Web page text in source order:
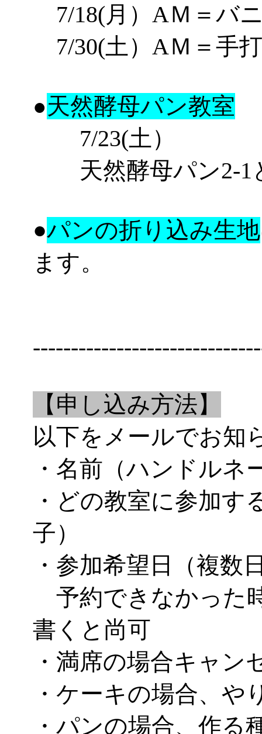
7/18(月） AＭ ＝ バ
7/30(土） AＭ ＝ 手
●天然酵母パン教室
7/23(土）
天然酵母パン2-1
●パンの折り込み生地
ます。
【申し込み方法】
以下をメールでお知
・名前（ハンドルネ
・どの教室に参加す
子）
・参加希望日（複数
予約できなかった
書くと尚可
・満席の場合キャ
・ケーキの場合、や
・パンの場合、作る